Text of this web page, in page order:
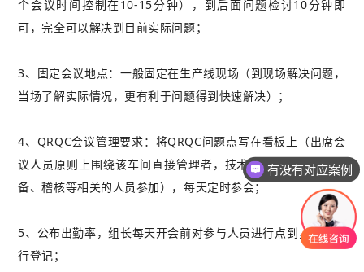
个会议时间控制在10-15分钟），到后面问题检讨10分钟即
可，完全可以解决到目前实际问题；
3、固定会议地点：一般固定在生产线现场（到现场解决问题，
当场了解实际情况，更有利于问题得到快速解决）；
4、QRQC会议管理要求：将QRQC问题点写在看板上（出席会
议人员原则上围绕该车间直接管理者，技术、品质、物控、设
备、稽核等相关的人员参加），每天定时参会；
5、公布出勤率，组长每天开会前对参与人员进行点到，出勤进
行登记；
有没有对应案例